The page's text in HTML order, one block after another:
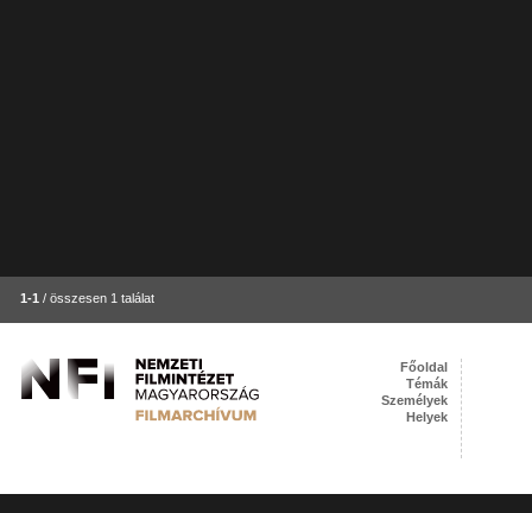
1-1 / összesen 1 találat
Főoldal
Témák
Személyek
Helyek